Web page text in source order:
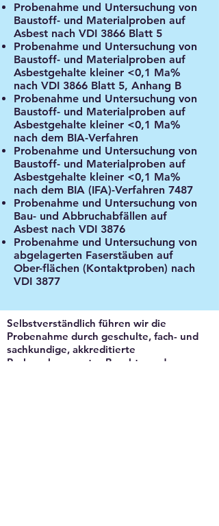
Probenahme und Untersuchung von
Baustoff- und Materialproben auf
Asbest nach VDI 3866 Blatt 5
Probenahme und Untersuchung von
Baustoff- und Materialproben auf
Asbestgehalte kleiner <0,1 Ma%
nach VDI 3866 Blatt 5, Anhang B
Probenahme und Untersuchung von
Baustoff- und Materialproben auf
Asbestgehalte kleiner <0,1 Ma%
nach dem BIA-Verfahren
Probenahme und Untersuchung von
Baustoff- und Materialproben auf
Asbestgehalte kleiner <0,1 Ma%
nach dem BIA (IFA)-Verfahren 7487
Probenahme und Untersuchung von
Bau- und Abbruchabfällen auf
Asbest nach VDI 3876
Probenahme und Untersuchung von
abgelagerten Faserstäuben auf
Ober-flächen (Kontaktproben) nach
VDI 3877
Selbstverständlich führen wir die
Probenahme durch geschulte, fach- und
sachkundige, akkreditierte
Probenehmer unter Beachtung der